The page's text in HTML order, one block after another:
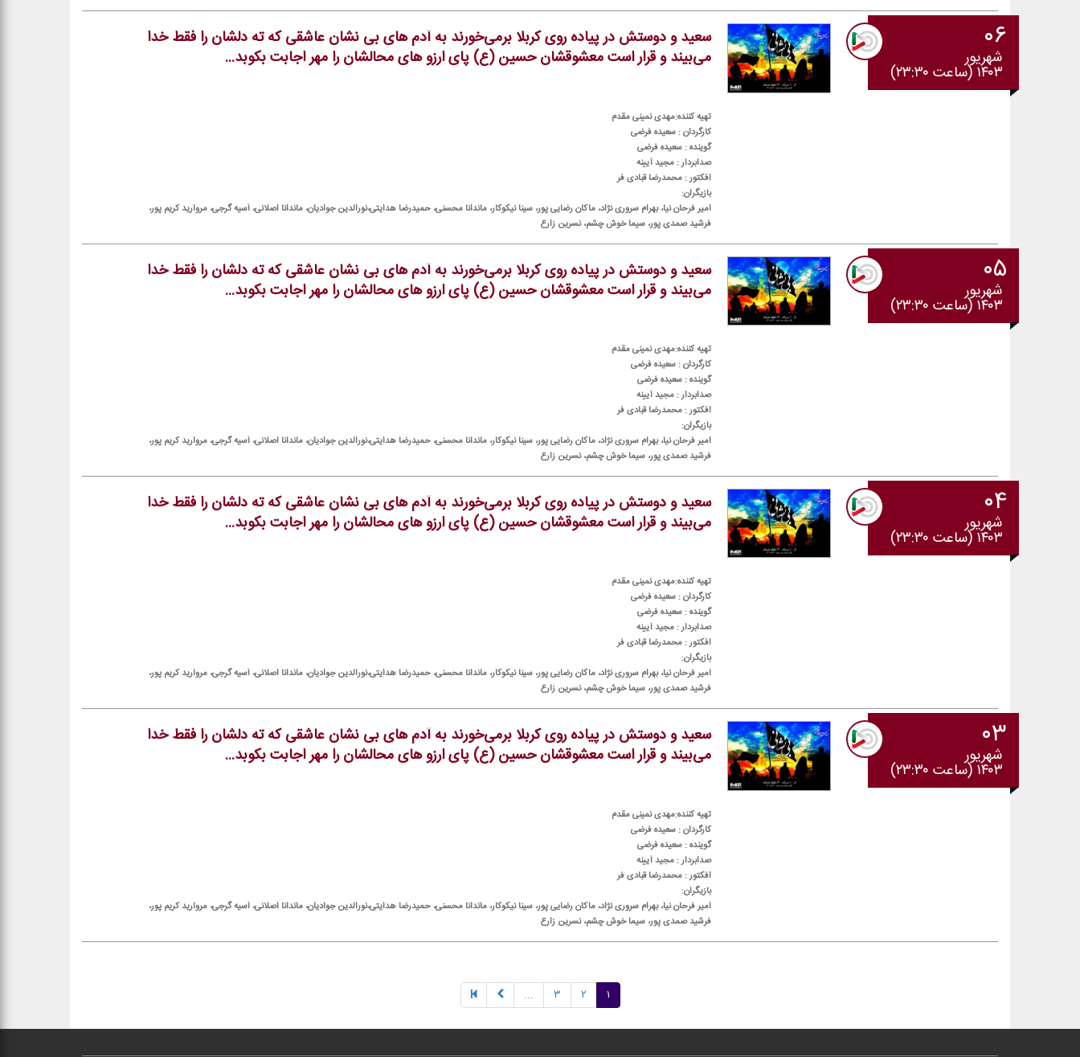
۰۶
شهریور
۱۴۰۳ (ساعت ۲۳:۳۰)
سعید و دوستش در پیاده روی كربلا برمی‌خورند به آدم های بی نشان عاشقی كه ته دلشان را فقط خدا
می‌بیند و قرار است معشوقشان حسین (ع) پای ارزو های محالشان را مهر اجابت بكوبد...
تهیه كننده:مهدی نمینی مقدم
كارگردان : سعیده فرضی
گوینده : سعیده فرضی
صدابردار : مجید آیینه
افكتور : محمدرضا قبادی فر
بازیگران:
امیر فرحان نیا، بهرام سروری نژاد، ماكان رضایی پور، سینا نیكوكار، ماندانا محسنی، حمیدرضا هدایتی،نورالدین جوادیان، ماندانا اصلانی، آسیه گرجی، مروارید كریم پور،
فرشید صمدی پور، سیما خوش چشم، نسرین زارع
۰۵
شهریور
۱۴۰۳ (ساعت ۲۳:۳۰)
سعید و دوستش در پیاده روی كربلا برمی‌خورند به آدم های بی نشان عاشقی كه ته دلشان را فقط خدا
می‌بیند و قرار است معشوقشان حسین (ع) پای ارزو های محالشان را مهر اجابت بكوبد...
تهیه كننده:مهدی نمینی مقدم
كارگردان : سعیده فرضی
گوینده : سعیده فرضی
صدابردار : مجید آیینه
افكتور : محمدرضا قبادی فر
بازیگران:
امیر فرحان نیا، بهرام سروری نژاد، ماكان رضایی پور، سینا نیكوكار، ماندانا محسنی، حمیدرضا هدایتی،نورالدین جوادیان، ماندانا اصلانی، آسیه گرجی، مروارید كریم پور،
فرشید صمدی پور، سیما خوش چشم، نسرین زارع
۰۴
شهریور
۱۴۰۳ (ساعت ۲۳:۳۰)
سعید و دوستش در پیاده روی كربلا برمی‌خورند به آدم های بی نشان عاشقی كه ته دلشان را فقط خدا
می‌بیند و قرار است معشوقشان حسین (ع) پای ارزو های محالشان را مهر اجابت بكوبد...
تهیه كننده:مهدی نمینی مقدم
كارگردان : سعیده فرضی
گوینده : سعیده فرضی
صدابردار : مجید آیینه
افكتور : محمدرضا قبادی فر
بازیگران:
امیر فرحان نیا، بهرام سروری نژاد، ماكان رضایی پور، سینا نیكوكار، ماندانا محسنی، حمیدرضا هدایتی،نورالدین جوادیان، ماندانا اصلانی، آسیه گرجی، مروارید كریم پور،
فرشید صمدی پور، سیما خوش چشم، نسرین زارع
۰۳
شهریور
۱۴۰۳ (ساعت ۲۳:۳۰)
سعید و دوستش در پیاده روی كربلا برمی‌خورند به آدم های بی نشان عاشقی كه ته دلشان را فقط خدا
می‌بیند و قرار است معشوقشان حسین (ع) پای ارزو های محالشان را مهر اجابت بكوبد...
تهیه كننده:مهدی نمینی مقدم
كارگردان : سعیده فرضی
گوینده : سعیده فرضی
صدابردار : مجید آیینه
افكتور : محمدرضا قبادی فر
بازیگران:
امیر فرحان نیا، بهرام سروری نژاد، ماكان رضایی پور، سینا نیكوكار، ماندانا محسنی، حمیدرضا هدایتی،نورالدین جوادیان، ماندانا اصلانی، آسیه گرجی، مروارید كریم پور،
فرشید صمدی پور، سیما خوش چشم، نسرین زارع
۱ ۲ ۳ ...